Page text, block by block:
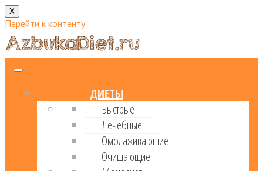
X
Перейти к контенту
ДИЕТЫ
Быстрые
Лечебные
Омолаживающие
Очищающие